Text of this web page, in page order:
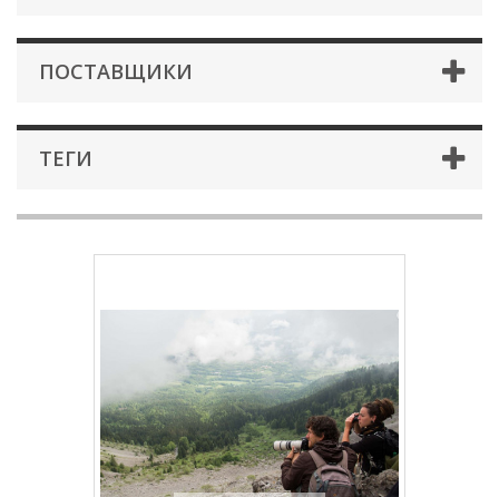
ПОСТАВЩИКИ
ТЕГИ